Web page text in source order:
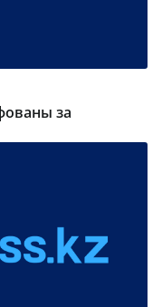
за